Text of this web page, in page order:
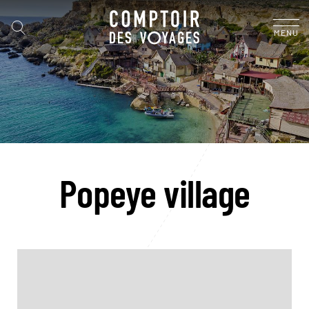
MENU
Popeye village